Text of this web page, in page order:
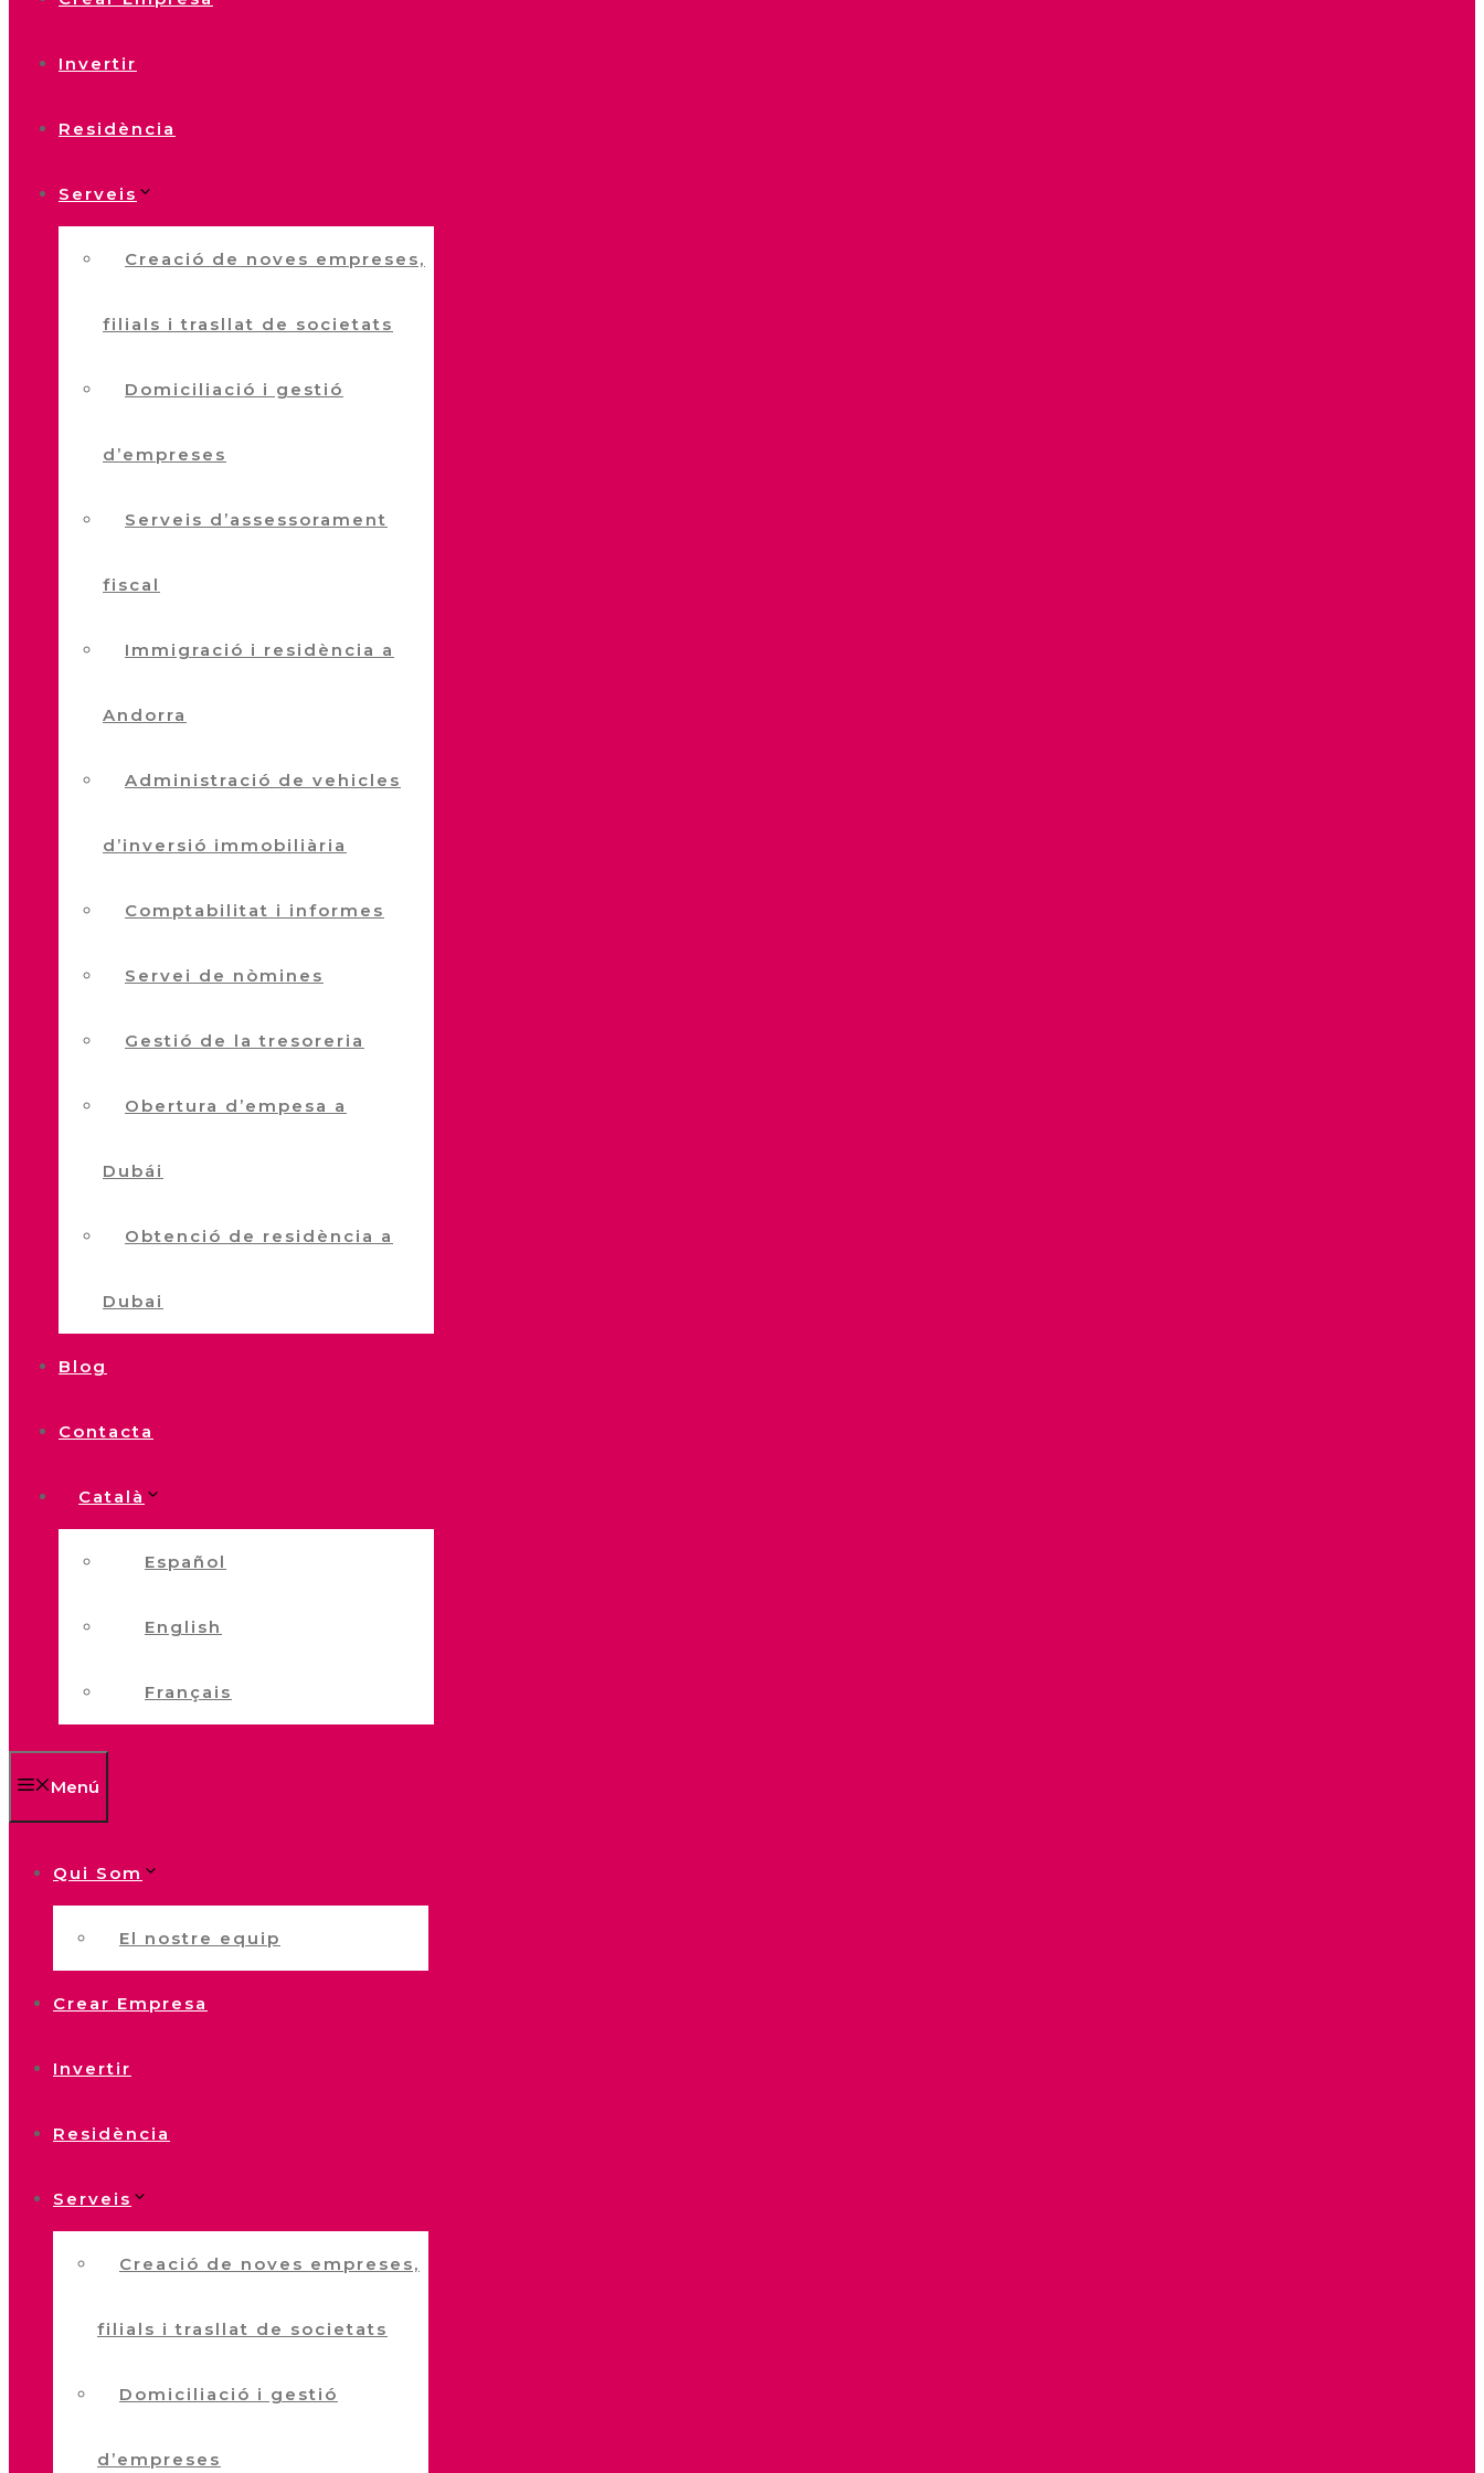
Invertir
Residència
Serveis
Creació de noves empreses,
filials i trasllat de societats
Domiciliació i gestió
d’empreses
Serveis d’assessorament
fiscal
Immigració i residència a
Andorra
Administració de vehicles
d’inversió immobiliària
Comptabilitat i informes
Servei de nòmines
Gestió de la tresoreria
Obertura d’empesa a
Dubái
Obtenció de residència a
Dubai
Blog
Contacta
Català
Español
English
Français
Menú
Qui Som
El nostre equip
Crear Empresa
Invertir
Residència
Serveis
Creació de noves empreses,
filials i trasllat de societats
Domiciliació i gestió
d’empreses